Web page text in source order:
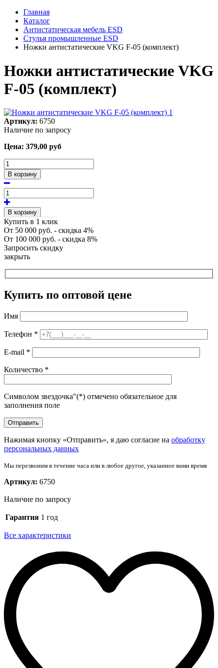
Главная
Каталог
Антистатическая мебель ESD
Стулья промышленные ESD
Ножки антистатические VKG F-05 (комплект)
Ножки антистатические VKG
F-05 (комплект)
Артикул: 6750
Наличие по запросу
Цена: 379,00 руб
В корзину
В корзину
Купить в 1 клик
От 50 000 руб. - скидка 4%
От 100 000 руб. - скидка 8%
Запросить скидку
закрыть
Купить по оптовой цене
Имя
Телефон *
E-mail *
Количество *
Символом звездочка"(*) отмечено обязательное для
заполнения поле
Нажимая кнопку «Отправить», я даю согласие на обработку
персональных данных
Мы перезвоним в течение часа или в любое другое, указанное вами время
Артикул: 6750
Наличие по запросу
Гарантия 1 год
Все характеристики